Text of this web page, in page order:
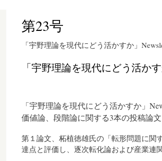
第23号
「宇野理論を現代にどう活かすか」
「宇野理論を現代にどう活かす
「宇野理論を現代にどう活かすか」
価値論、段階論に関する3本の投稿論文
第１論文、柘植徳雄氏の「転形問題に関
達点と評価し、逐次転化論および産業連